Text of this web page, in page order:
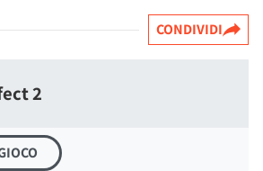
CONDIVIDI
2